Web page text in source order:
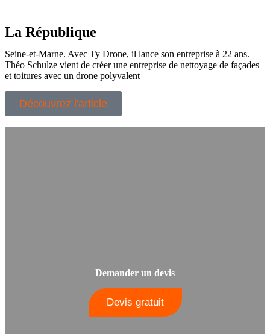
La République
Seine-et-Marne. Avec Ty Drone, il lance son entreprise à 22 ans.
Théo Schulze vient de créer une entreprise de nettoyage de façades
et toitures avec un drone polyvalent
Découvrez l'article
Demander un devis
Devis gratuit